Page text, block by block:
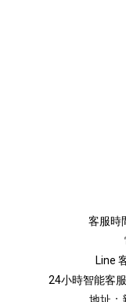
客服時
Line
24小時智能客服
地址：